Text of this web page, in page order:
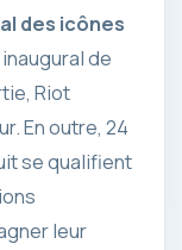
des icônes
de
Riot
En outre, 24
se qualifient
leur